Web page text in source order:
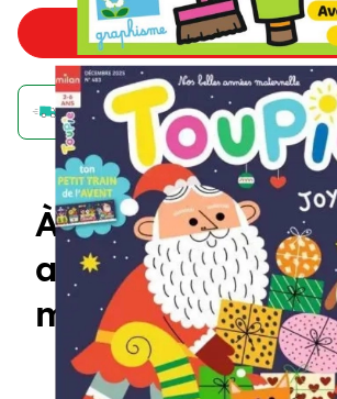
Choisir mon offre
Achetez maintenant et recevez votre numéro
À quoi
abonnement à
magazine